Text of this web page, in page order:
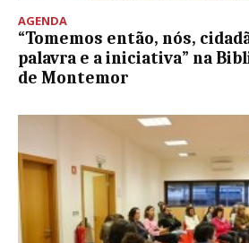
AGENDA
“Tomemos então, nós,
palavra e a iniciativa” na
de Montemor